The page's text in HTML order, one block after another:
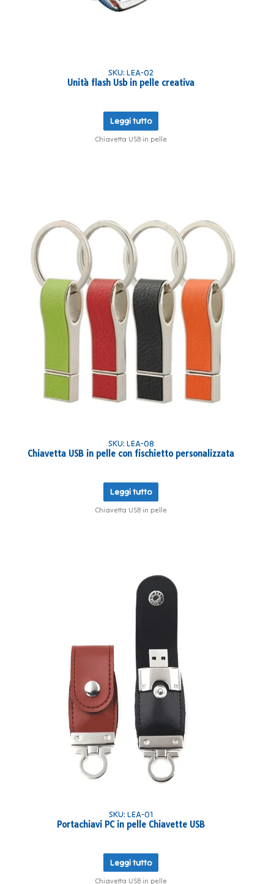
SKU: LEA-02
Unità flash Usb in pelle creativa
Leggi tutto
Chiavetta USB in pelle
SKU: LEA-08
Chiavetta USB in pelle con fischietto personalizzata
Leggi tutto
Chiavetta USB in pelle
SKU: LEA-01
Portachiavi PC in pelle Chiavette USB
Leggi tutto
Chiavetta USB in pelle